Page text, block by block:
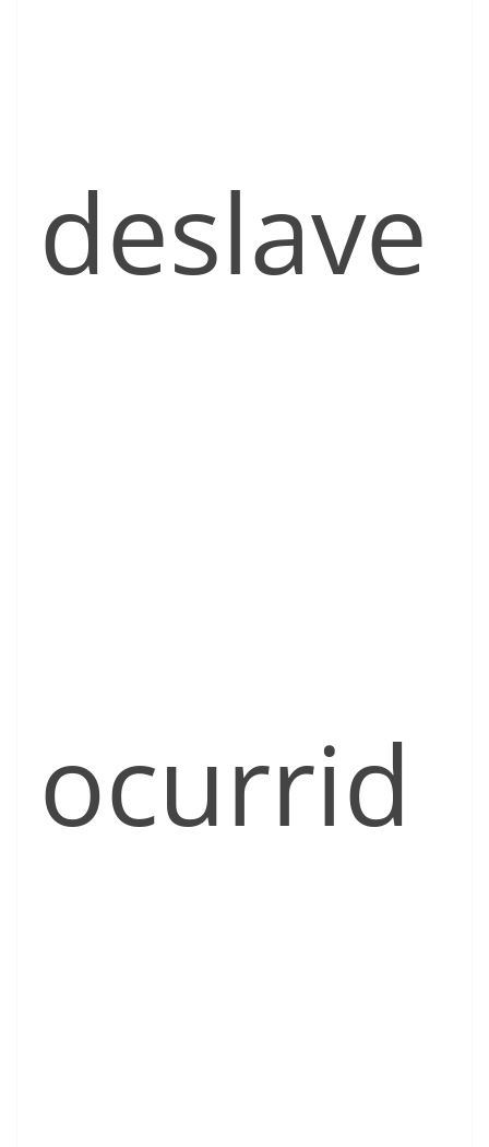
deslave
ocurrid